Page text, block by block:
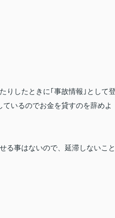
りしたときに｢事故情報｣として
ているのでお金を貸すのを辞めよ
る事はないので、延滞しないこと